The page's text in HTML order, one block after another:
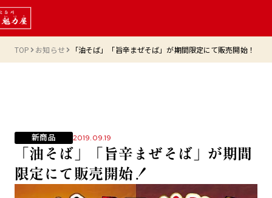
TOP お知らせ 「油そば」「旨辛まぜそば」が期間限定にて販売開始！
新商品 2019.09.19
「油そば」「旨辛まぜそば」が期間
限定にて販売開始！